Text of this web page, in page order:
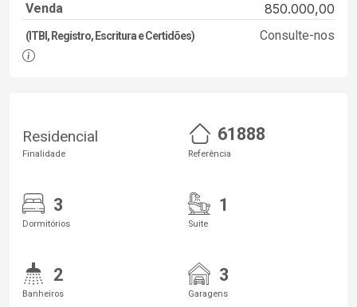
Venda
850.000,00
(ITBI, Registro, Escritura e Certidões) Consulte-nos
Residencial
Finalidade
61888
Referência
3
Dormitórios
1
Suite
2
Banheiros
3
Garagens